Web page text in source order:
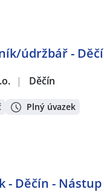
údržbář -
| Děčín
Plný úvazek
- Děčín - Nástup